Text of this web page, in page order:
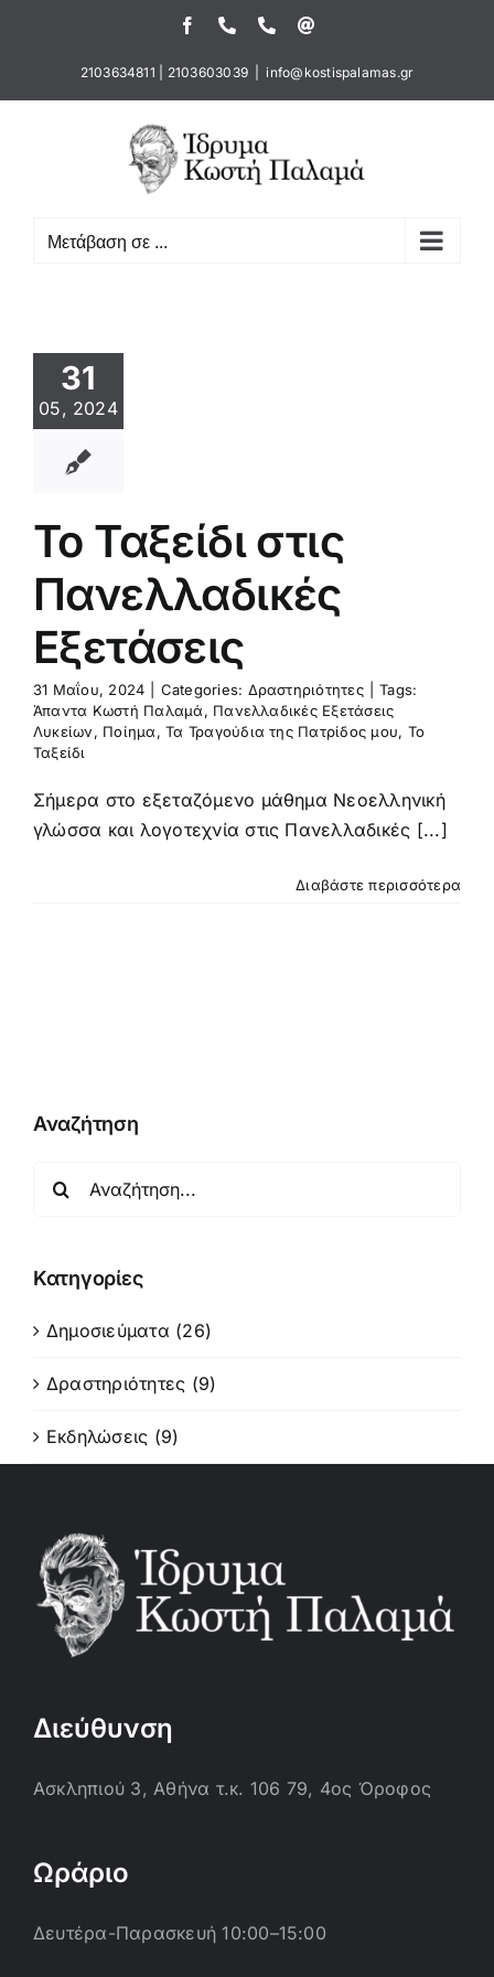
περιεχόμενο
FacebookΤηλέφωνοΤηλέφωνο
2103634811 2103603039 info@kostispalamas.gr
Μετάβαση σε ...
31
05, 2024
Το Ταξείδι στις
Πανελλαδικές
Eξετάσεις
31 Μαΐου, 2024 Categories: Δραστηριότητες
Tags:
Άπαντα Κωστή Παλαμά, Πανελλαδικές Εξετάσεις
Λυκείων, Ποίημα,Τα Τραγούδια της Πατρίδος μου, Το
Ταξείδι
Σήμερα στο εξεταζόμενο μάθημα Νεοελληνική
γλώσσα και λογοτεχνία στις Πανελλαδικές [...]
Διαβάστε περισσότερα
Αναζήτηση
Κατηγορίες
Δημοσιεύματα (26)
Δραστηριότητες (9)
Εκδηλώσεις (9)
Διεύθυνση
Ασκληπιού 3, Αθήνα τ.κ. 106 79, 4ος Όροφος
Ωράριο
Δευτέρα-Παρασκευή 10:00–15:00